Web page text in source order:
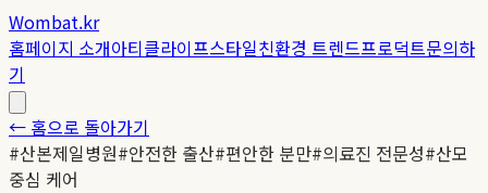
Wombat.kr
홈페이지 소개아티클라이프스타일친환경 트렌드프로덕트문의하
기
← 홈으로 돌아가기
#산본제일병원#안전한 출산#편안한 분만#의료진 전문성#산모
중심 케어